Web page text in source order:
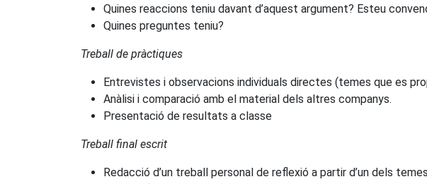
Quines reaccions teniu davant d’aquest argument? Esteu
Quines preguntes teniu?
Treball de pràctiques
Entrevistes i observacions individuals directes (temes que es
Anàlisi i comparació amb el material dels altres companys.
Presentació de resultats a classe
Treball final escrit
Redacció d’un treball personal de reflexió a partir d’un dels